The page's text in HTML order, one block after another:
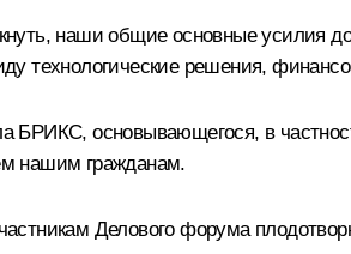
наши общие основные усилия
технологические решения,
БРИКС, основывающегося, в
нашим гражданам.
Делового форума